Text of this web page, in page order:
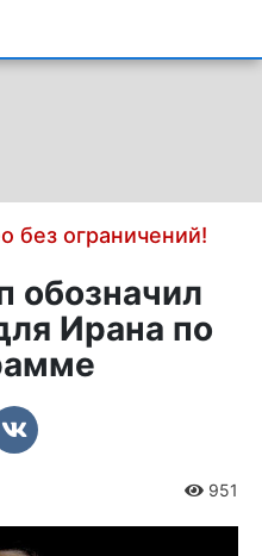
без ограничений!
обозначил
Ирана по
951